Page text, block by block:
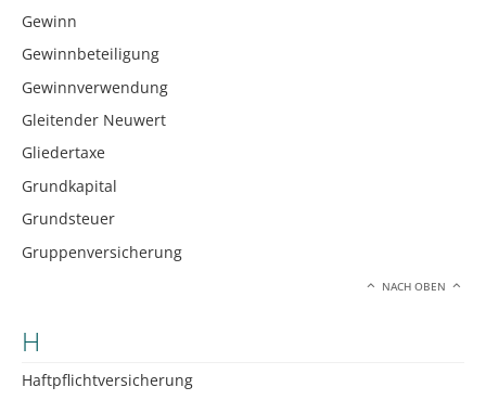
Gewinn
Gewinnbeteiligung
Gewinnverwendung
Gleitender Neuwert
Gliedertaxe
Grundkapital
Grundsteuer
Gruppenversicherung
NACH OBEN
H
Haftpflichtversicherung